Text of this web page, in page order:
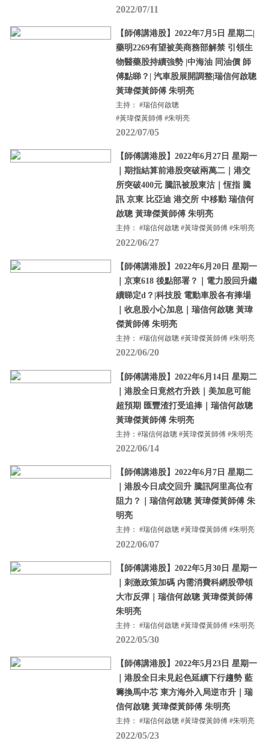
2022/07/11
【師傅講港股】2022年7月5日 星期二|
藥明2269有望被美商務部解禁 引領生
物醫藥股持續強勢 |中海油 同油價 師
傅點睇？| 汽車股展開調整|瑞信何啟聰
黃瑋傑黃師傅 朱明亮
主持： #瑞信何啟聰
#黃瑋傑黃師傅 #朱明亮
2022/07/05
【師傅講港股】2022年6月27日 星期一
｜期指結算前港股突破兩萬二｜港交
所突破400元 騰訊被股東沽｜恆指 騰
訊 京東 比亞迪 港交所 中移動 瑞信何
啟聰 黃瑋傑黃師傅 朱明亮
主持： #瑞信何啟聰 #黃瑋傑黃師傅 #朱明亮
2022/06/27
【師傅講港股】2022年6月20日 星期一
｜京東618 後點部署？｜電力股回升繼
續睇定d？|科技股 電動車股各有捧場
｜收息股小心加息｜瑞信何啟聰 黃瑋
傑黃師傅 朱明亮
主持： #瑞信何啟聰 #黃瑋傑黃師傅 #朱明亮
2022/06/20
【師傅講港股】2022年6月14日 星期二
｜港股全日竟然冇升跌｜美加息可能
超預期 匯豐渣打受追捧｜瑞信何啟聰
黃瑋傑黃師傅 朱明亮
主持：#瑞信何啟聰 #黃瑋傑黃師傅 #朱明亮
2022/06/14
【師傅講港股】2022年6月7日 星期二
｜港股今日成交回升 騰訊阿里高位有
阻力？｜瑞信何啟聰 黃瑋傑黃師傅 朱
明亮
主持： #瑞信何啟聰 #黃瑋傑黃師傅 #朱明亮
2022/06/07
【師傅講港股】2022年5月30日 星期一
｜刺激政策加碼 內需消費科網股帶領
大市反彈｜瑞信何啟聰 黃瑋傑黃師傅
朱明亮
主持： #瑞信何啟聰 #黃瑋傑黃師傅 #朱明亮
2022/05/30
【師傅講港股】2022年5月23日 星期一
｜港股全日未見起色延續下行趨勢 藍
籌換馬中芯 東方海外入局逆市升｜瑞
信何啟聰 黃瑋傑黃師傅 朱明亮
主持： #瑞信何啟聰 #黃瑋傑黃師傅 #朱明亮
2022/05/23